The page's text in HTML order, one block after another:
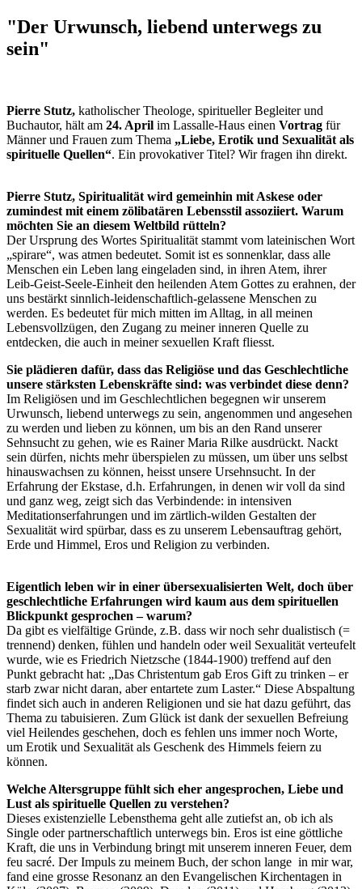
"Der Urwunsch, liebend unterwegs zu
sein"
Pierre Stutz, katholischer Theologe, spiritueller Begleiter und
Buchautor, hält am 24. April im Lassalle-Haus einen Vortrag für
Männer und Frauen zum Thema „Liebe, Erotik und Sexualität als
spirituelle Quellen“. Ein provokativer Titel? Wir fragen ihn direkt.
Pierre Stutz, Spiritualität wird gemeinhin mit Askese oder
zumindest mit einem zölibatären Lebensstil assoziiert. Warum
möchten Sie an diesem Weltbild rütteln?
Der Ursprung des Wortes Spiritualität stammt vom lateinischen Wort
„spirare“, was atmen bedeutet. Somit ist es sonnenklar, dass alle
Menschen ein Leben lang eingeladen sind, in ihren Atem, ihrer
Leib-Geist-Seele-Einheit den heilenden Atem Gottes zu erahnen, der
uns bestärkt sinnlich-leidenschaftlich-gelassene Menschen zu
werden. Es bedeutet für mich mitten im Alltag, in all meinen
Lebensvollzügen, den Zugang zu meiner inneren Quelle zu
entdecken, die auch in meiner sexuellen Kraft fliesst.
Sie plädieren dafür, dass das Religiöse und das Geschlechtliche
unsere stärksten Lebenskräfte sind: was verbindet diese denn?
Im Religiösen und im Geschlechtlichen begegnen wir unserem
Urwunsch, liebend unterwegs zu sein, angenommen und angesehen
zu werden und lieben zu können, um bis an den Rand unserer
Sehnsucht zu gehen, wie es Rainer Maria Rilke ausdrückt. Nackt
sein dürfen, nichts mehr überspielen zu müssen, um über uns selbst
hinauswachsen zu können, heisst unsere Ursehnsucht. In der
Erfahrung der Ekstase, d.h. Erfahrungen, in denen wir voll da sind
und ganz weg, zeigt sich das Verbindende: in intensiven
Meditationserfahrungen und im zärtlich-wilden Gestalten der
Sexualität wird spürbar, dass es zu unserem Lebensauftrag gehört,
Erde und Himmel, Eros und Religion zu verbinden.
Eigentlich leben wir in einer übersexualisierten Welt, doch über
geschlechtliche Erfahrungen wird kaum aus dem spirituellen
Blickpunkt gesprochen – warum?
Da gibt es vielfältige Gründe, z.B. dass wir noch sehr dualistisch (=
trennend) denken, fühlen und handeln oder weil Sexualität verteufelt
wurde, wie es Friedrich Nietzsche (1844-1900) treffend auf den
Punkt gebracht hat: „Das Christentum gab Eros Gift zu trinken – er
starb zwar nicht daran, aber entartete zum Laster.“ Diese Abspaltung
findet sich auch in anderen Religionen und sie hat dazu geführt, das
Thema zu tabuisieren. Zum Glück ist dank der sexuellen Befreiung
viel Heilendes geschehen, doch es fehlen uns immer noch Worte,
um Erotik und Sexualität als Geschenk des Himmels feiern zu
können.
Welche Altersgruppe fühlt sich eher angesprochen, Liebe und
Lust als spirituelle Quellen zu verstehen?
Dieses existenzielle Lebensthema geht alle zutiefst an, ob ich als
Single oder partnerschaftlich unterwegs bin. Eros ist eine göttliche
Kraft, die uns in Verbindung bringt mit unserem inneren Feuer, dem
feu sacré. Der Impuls zu meinem Buch, der schon lange in mir war,
fand eine grosse Resonanz an den Evangelischen Kirchentagen in